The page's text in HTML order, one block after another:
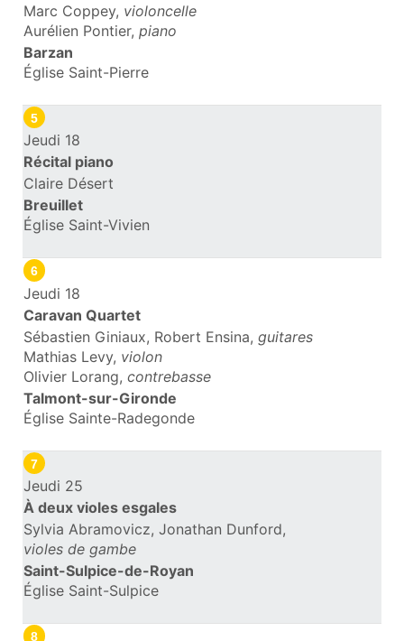
Marc Coppey, violoncelle
Aurélien Pontier, piano
Barzan
Église Saint-Pierre
5
Jeudi 18
Récital piano
Claire Désert
Breuillet
Église Saint-Vivien
6
Jeudi 18
Caravan Quartet
Sébastien Giniaux, Robert Ensina, guitares
Mathias Levy, violon
Olivier Lorang, contrebasse
Talmont-sur-Gironde
Église Sainte-Radegonde
7
Jeudi 25
À deux violes esgales
Sylvia Abramovicz, Jonathan Dunford,
violes de gambe
Saint-Sulpice-de-Royan
Église Saint-Sulpice
8